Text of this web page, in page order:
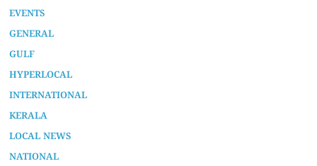
EVENTS
GENERAL
GULF
HYPERLOCAL
INTERNATIONAL
KERALA
LOCAL NEWS
NATIONAL